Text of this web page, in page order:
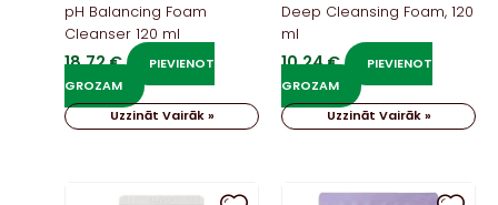
pH Balancing Foam
Cleanser 120 ml
18,72€
PIEVIENOT
GROZAM
Uzzināt Vairāk »
Deep Cleansing Foam, 120
ml
10,24€
PIEVIENOT
GROZAM
Uzzināt Vairāk »